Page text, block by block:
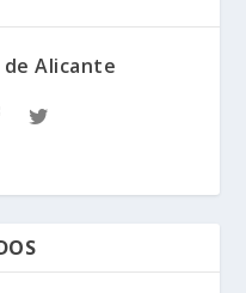
Alicante